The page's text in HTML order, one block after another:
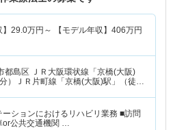
29.0万円～ 【モデル年収】 406万円
都島区
ＪＲ大阪環状線「京橋(大阪)
）ＪＲ片町線「京橋(大阪)駅」（徒歩
ーションにおけるリハビリ業務 ■訪問
公共交通機関 …